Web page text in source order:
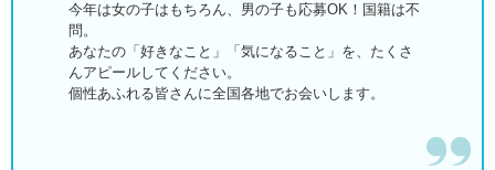
今年は女の子はもちろん、男の子も応募OK！国籍は不
問。
あなたの「好きなこと」「気になること」を、たくさ
んアピールしてください。
個性あふれる皆さんに全国各地でお会いします。